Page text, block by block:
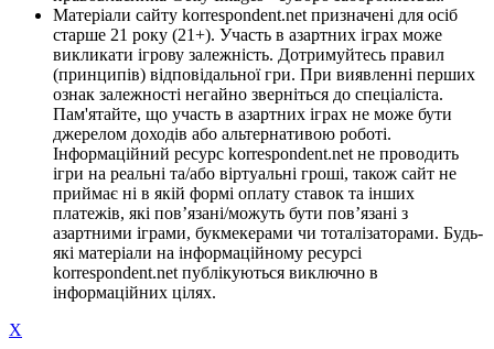
Матеріали сайту korrespondent.net призначені для осіб
старше 21 року (21+). Участь в азартних іграх може
викликати ігрову залежність. Дотримуйтесь правил
(принципів) відповідальної гри. При виявленні перших
ознак залежності негайно зверніться до спеціаліста.
Пам'ятайте, що участь в азартних іграх не може бути
джерелом доходів або альтернативою роботі.
Інформаційний ресурс korrespondent.net не проводить
ігри на реальні та/або віртуальні гроші, також сайт не
приймає ні в якій формі оплату ставок та інших
платежів, які пов’язані/можуть бути пов’язані з
азартними іграми, букмекерами чи тоталізаторами. Будь-
які матеріали на інформаційному ресурсі
korrespondent.net публікуються виключно в
інформаційних цілях.
X